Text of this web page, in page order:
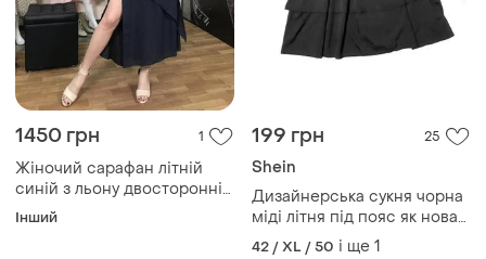
1450 грн 1
Жіночий сарафан літній
синій з льону двосторонній
дизайнерський solh
Інший
199 грн 25
Shein
Дизайнерська сукня чорна
міді літня під пояс як нова
р 1xl батал
42 / XL / 50 і ще 1